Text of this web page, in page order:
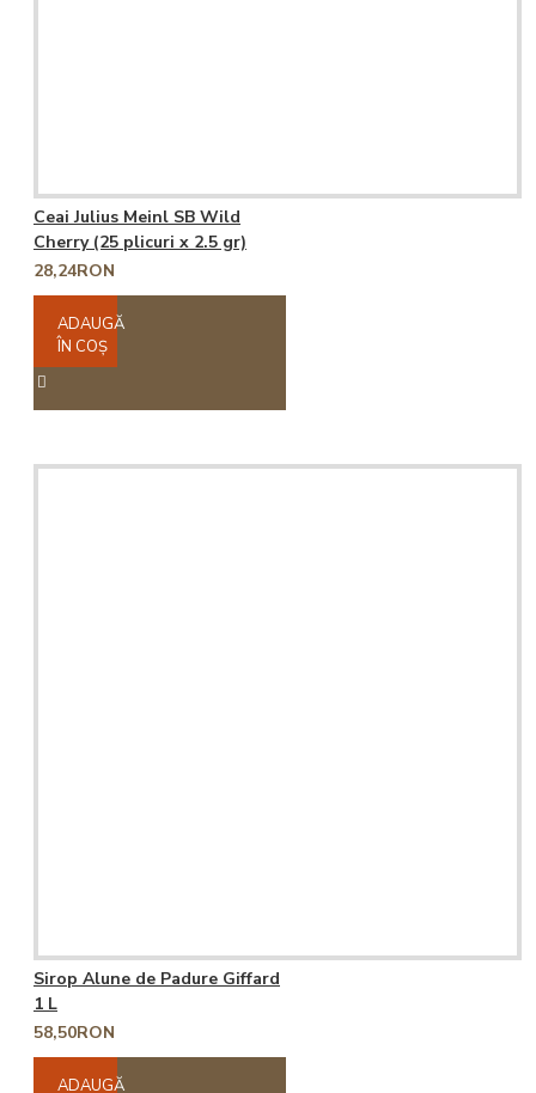
Ceai Julius Meinl SB Wild
Cherry (25 plicuri x 2.5 gr)
28,24RON
ADAUGĂ
ÎN COŞ
Sirop Alune de Padure Giffard
1 L
58,50RON
ADAUGĂ